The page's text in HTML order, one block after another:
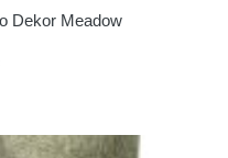
Dekor Meadow